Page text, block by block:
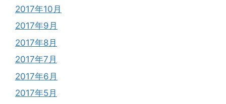
2017年10月
2017年9月
2017年8月
2017年7月
2017年6月
2017年5月